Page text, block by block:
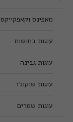
מאפינס וקאפקייקס
עוגות בחושות
עוגות גבינה
עוגות שוקולד
עוגות שמרים